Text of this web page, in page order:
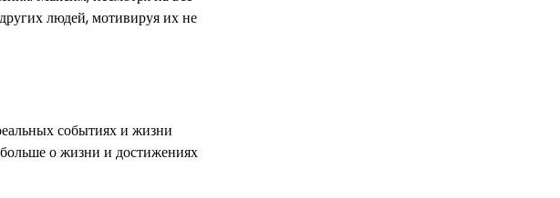
людей, мотивируя их не
событиях и жизни
о жизни и достижениях